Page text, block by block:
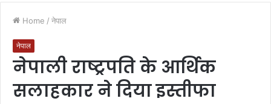
Home / नेपाल
नेपाल
नेपाली राष्ट्रपति के आर्थिक
सलाहकार ने दिया इस्तीफा